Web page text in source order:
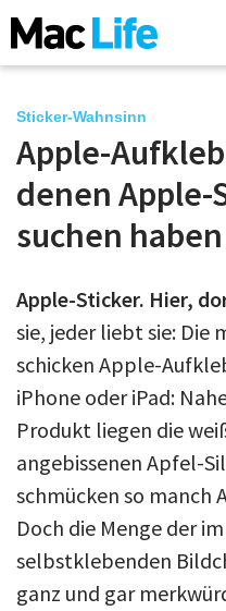
News
iPhone
iPad
Tests
Tipps
Magazine
Über uns
Podcast
Mac Life+
Sticker-Wahnsinn
Apple-
denen Apple-
suchen haben
Apple-Sticker. Hier,
sie, jeder liebt sie: Die
schicken Apple-
iPhone oder iPad:
Produkt liegen die
angebissenen Apfel-
schmücken so manch
Doch die Menge der
selbstklebenden
ganz und gar